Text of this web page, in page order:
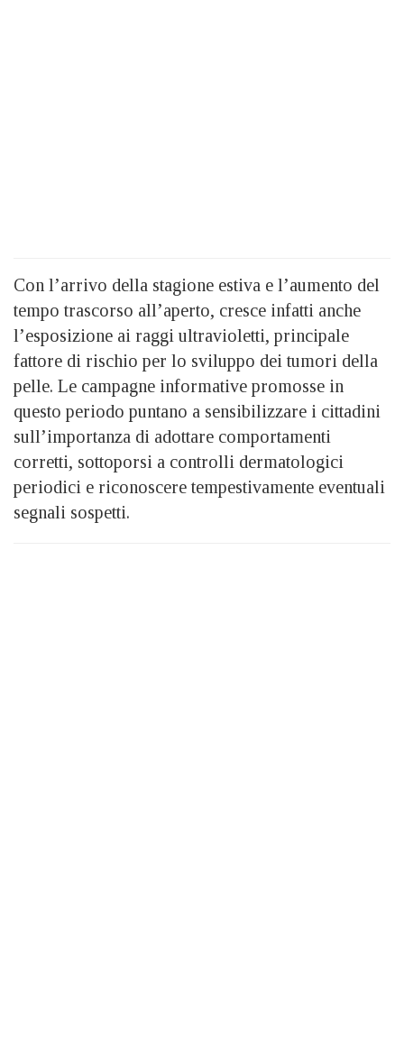
Con l’arrivo della stagione estiva e l’aumento del
tempo trascorso all’aperto, cresce infatti anche
l’esposizione ai raggi ultravioletti, principale
fattore di rischio per lo sviluppo dei tumori della
pelle. Le campagne informative promosse in
questo periodo puntano a sensibilizzare i cittadini
sull’importanza di adottare comportamenti
corretti, sottoporsi a controlli dermatologici
periodici e riconoscere tempestivamente eventuali
segnali sospetti.